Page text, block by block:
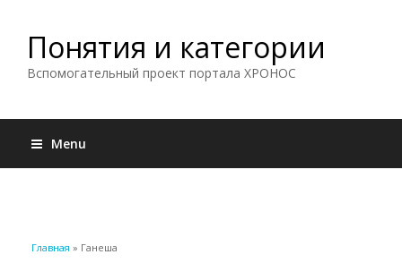
Понятия и категории
Вспомогательный проект портала ХРОНОС
Menu
Вы здесь
Главная » Ганеша